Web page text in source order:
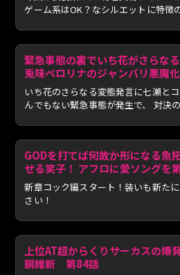
ゲーム系はOK？なシルエットに特徴
緊急事態の裏でいち花がさらな
兎味ペロリナのジャンバリ悪
いち花のさらなる変態発言に七瀬と
んでもない緊急事態が発生で、 対決
GODを打てば何故か形になる魚
せる笑子！ アフロに愛ソングを
新章コック編スタート！装いも新た
さい！
上位AT超からくりサーカスの
胴維新 第84話